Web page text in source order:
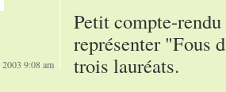
Petit compte-
représenter "Fous
trois lauréats.
9:08 am